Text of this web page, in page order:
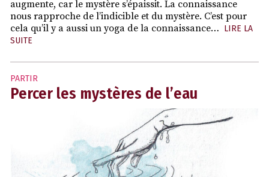
augmente, car le mystère s’épaissit. La connaissance
nous rapproche de l’indicible et du mystère. C’est pour
cela qu’il y a aussi un yoga de la connaissance… LIRE LA
SUITE
PARTIR
Percer les mystères de l’eau